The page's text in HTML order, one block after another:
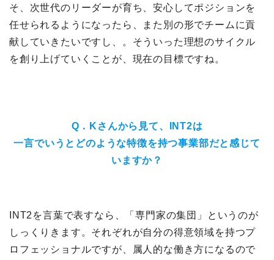
そ、次世代のリーダーが育ち、安心してポジションを
任せられるようになったら、また別の形でチームに貢
献していきたいですし、。そういった理想のサイクル
を創り上げていくことが、現在の目標ですね。
Q．Kさんから見て、INT2は
一言でいうとどのような特徴を持つ事業部だと感じて
いますか？
INT2を言葉で表すなら、「専門家の集団」というのが
しっくりきます。それぞれが自分の得意領域を持つプ
ロフェッショナルですが、属人的な働き方になるので